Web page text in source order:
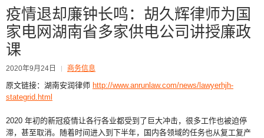
疫情退却廉钟长鸣：胡久辉律师为国
家电网湖南省多家供电公司讲授廉政
课
2020年9月24日 商务信息
原文链接：湖南安润律师 http://www.anrunlaw.com/news/lawyerhjh-
stategrid.html
2020 年初的新冠疫情让各行各业都受到了巨大冲击，很多工作也被迫停
滞，甚至取消。随着时间进入到下半年，国内各领域的任务也从复工复产